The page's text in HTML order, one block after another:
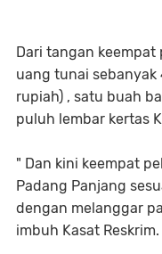
Dari tangan keempat
uang tunai
rupiah) , satu buah
puluh lembar kertas
" Dan kini keempat
Padang Panjang
dengan melanggar
imbuh Kasat Reskrim.